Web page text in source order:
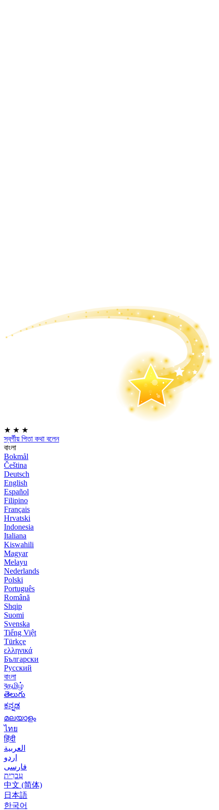
★ ★ ★
স্বর্গীয় পিতা কথা বলেন
বাংলা
Bokmål
Čeština
Deutsch
English
Español
Filipino
Français
Hrvatski
Indonesia
Italiana
Kiswahili
Magyar
Melayu
Nederlands
Polski
Português
Română
Shqip
Suomi
Svenska
Tiếng Việt
Türkçe
ελληνικά
Български
Русский
বাংলা
বதமிழ்
తెలుగు
ಕನ್ನಡ
മലയാളം
ไทย
हिंदी
العربية
اردو
فارسی
עִברִית
中文 (简体)
日本語
한국어